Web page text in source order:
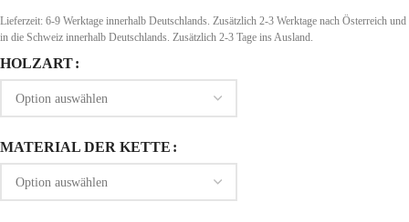
Lieferzeit: 6-9 Werktage innerhalb Deutschlands. Zusätzlich 2-3 Werktage nach Österreich und
in die Schweiz innerhalb Deutschlands. Zusätzlich 2-3 Tage ins Ausland.
HOLZART
MATERIAL DER KETTE